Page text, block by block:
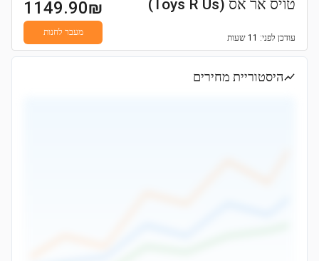
טויס אר אס (Toys R Us)
עודכן לפני: 11 שעות
1149.90₪
מעבר לחנות
היסטוריית מחירים